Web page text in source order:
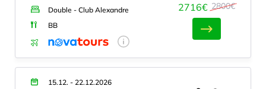
Double - Club Alexandre
BB
2716€ 2800€
15.12. - 22.12.2026